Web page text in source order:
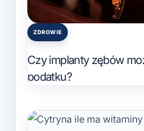
Posted
ZDROWIE
Czy implanty zębów
podatku?